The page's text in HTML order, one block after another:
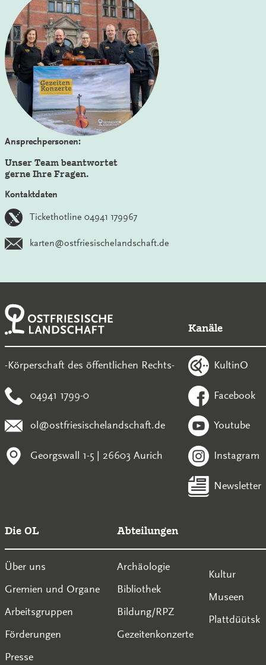
Ansprechpersonen:
Unser Team beantwortet
gerne Ihre Fragen.
Kontaktdaten
Tickethotline 04941 179967
karten@ostfriesischelandschaft.de
-Körperschaft des öffentlichen Rechts-
04941 1799-0
ol@ostfriesischelandschaft.de
Georgswall 1-5 | 26603 Aurich
Kanäle
KultinO
Facebook
Youtube
Instagram
Newsletter
Die OL
Über uns
Gremien und Organe
Arbeitsgruppen
Förderungen
Presse
Abteilungen
Archäologie
Bibliothek
Bildung/RPZ
Gezeitenkonzerte
Kultur
Museen
Plattdüütsk